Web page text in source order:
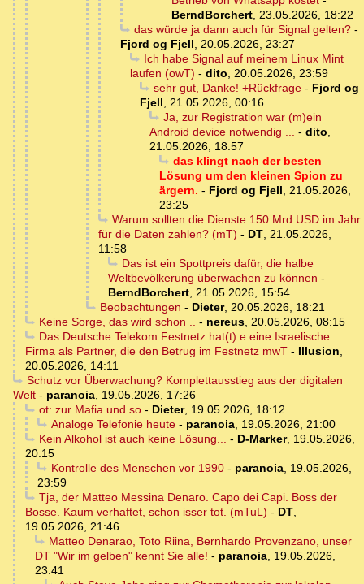
BerndBorchert, 23.05.2026, 18:22
das würde ja dann auch für Signal gelten?-
Fjord og Fjell, 20.05.2026, 23:27
Ich habe Signal auf meinem Linux Mint
laufen (owT) - dito, 20.05.2026, 23:59
sehr gut, Danke! +Rückfrage- Fjord og
Fjell, 21.05.2026, 00:16
Ja, zur Registration war (m)ein
Android device notwendig ... - dito,
21.05.2026, 18:57
das klingt nach der besten
Lösung um den kleinen Spion zu
ärgern. - Fjord og Fjell, 21.05.2026,
23:25
Warum sollten die Dienste 150 Mrd USD im Jahr
für die Daten zahlen? (mT) - DT, 21.05.2026,
11:58
Das ist ein Spottpreis dafür, die halbe
Weltbevölkerung überwachen zu können -
BerndBorchert, 21.05.2026, 15:54
Beobachtungen - Dieter, 20.05.2026, 18:21
Keine Sorge, das wird schon .. - nereus, 20.05.2026, 08:15
Das Deutsche Telekom Festnetz hat(t) e eine Israelische
Firma als Partner, die den Betrug im Festnetz mwT - Illusion,
20.05.2026, 14:11
Schutz vor Überwachung? Komplettausstieg aus der digitalen
Welt - paranoia, 19.05.2026, 17:26
ot: zur Mafia und so- Dieter, 19.05.2026, 18:12
Analoge Telefonie heute- paranoia, 19.05.2026, 21:00
Kein Alkohol ist auch keine Lösung... - D-Marker, 19.05.2026,
20:15
Kontrolle des Menschen vor 1990- paranoia, 19.05.2026,
23:59
Tja, der Matteo Messina Denaro. Capo dei Capi. Boss der
Bosse. Kaum verhaftet, schon isser tot. (mTuL) - DT,
19.05.2026, 21:46
Matteo Denarao, Toto Riina, Bernhardo Provenzano, unser
DT "Wir im gelben" kennt Sie alle! - paranoia, 19.05.2026,
23:41